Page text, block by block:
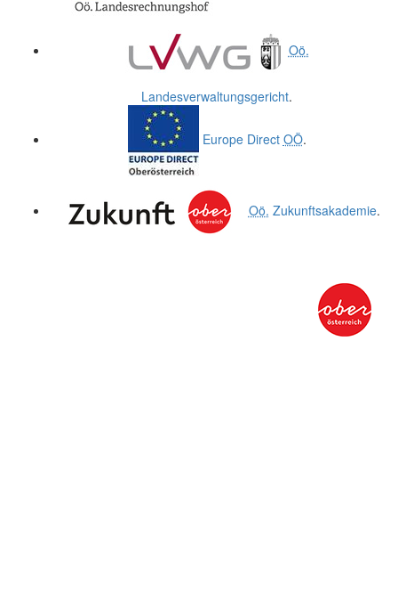
Oö.
Landesverwaltungsgericht.
Europe Direct OÖ.
Oö. Zukunftsakademie.